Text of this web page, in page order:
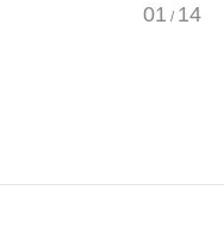
01 / 14